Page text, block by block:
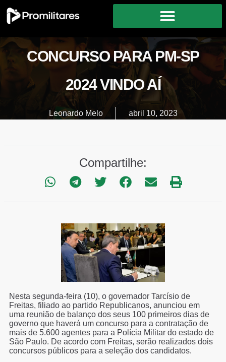
CONCURSO PARA PM-SP
2024 VINDO AÍ
Leonardo Melo abril 10, 2023
Compartilhe:
Nesta segunda-feira (10), o governador Tarcísio de
Freitas, filiado ao partido Republicanos, anunciou em
uma reunião de balanço dos seus 100 primeiros dias de
governo que haverá um concurso para a contratação de
mais de 5.600 agentes para a Polícia Militar do estado de
São Paulo. De acordo com Freitas, serão realizados dois
concursos públicos para a seleção dos candidatos.